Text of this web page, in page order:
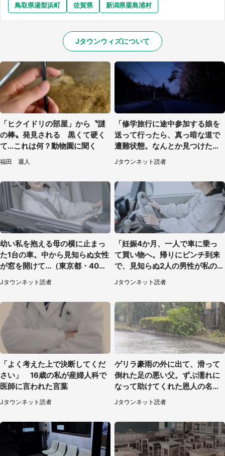
鳥取県湯梨浜町
佐賀県 新潟県粟島浦村
Jタウンウィズについて
「ヒクイドリの部屋」から〝謎
の棒〟発見される 黒くて硬く
て...これは何？動物園に聞く
福田 週人
「修学旅行に途中参加する娘を
送って行ったら、真っ暗な道で
遭難状態。なんとか見つけた民
家に助けを求めると、住人の男
性が...」
Jタウンネット読者
幼い私を抱える母の横に止まっ
た1台の車。中から見知らぬ女性
が窓を開けて...（東京都・40代
Jタウンネット読者
「妊娠4か月、一人で車に乗っ
て買い物へ。帰りにピンチ到来
で、見知らぬ2人の男性が私の車
を...」（30代女性）
Jタウンネット読者
「よく考えた上で決断してくだ
さい」 16歳の私が産婦人科で
医師に言われた言葉
Jタウンネット読者
ゲリラ豪雨の外に出て、滑って
倒れた足の悪い父。ずぶ濡れに
なって助けてくれた恩人の名前
Jタウンネット読者